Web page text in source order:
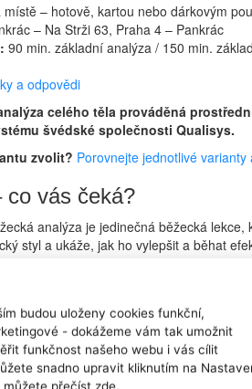
budou uloženy cookies funkční,
- dokážeme vám tak umožnit
funkčnost našeho webu i vás cílit
snadno upravit kliknutím na
můžete přečíst zde.
– hotově, kartou nebo dárkovým
– Na Strži 63, Praha 4 – Pankrác
90 min. základní analýza / 150 min.
a odpovědi
celého těla prováděná
švédské společnosti Qualisys.
zvolit? Porovnejte jednotlivé varianty
co vás čeká?
analýza je jedinečná běžecká
styl a ukáže, jak ho vylepšit a běhat
snímá 35 reflexních senzorů
obraz jeho pohybu. Ten je následně
části pohybu s ideálním běžeckým
dobu analýzy provází, je její
začátky, aktuální problémy i cíle.